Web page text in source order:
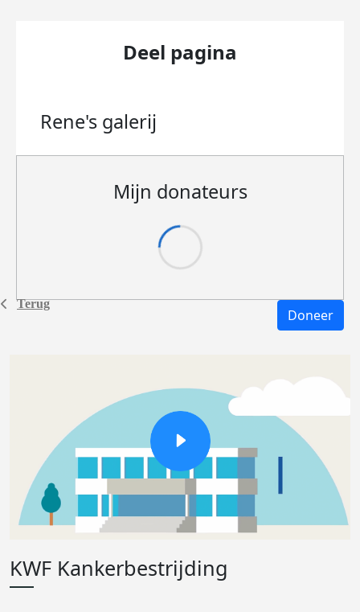
Terug
Deel pagina
Rene's galerij
Mijn donateurs
Doneer
KWF Kankerbestrijding